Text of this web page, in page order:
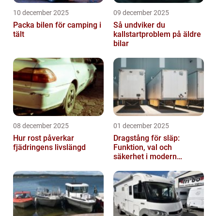
10 december 2025
Packa bilen för camping i
tält
09 december 2025
Så undviker du
kallstartproblem på äldre
bilar
08 december 2025
Hur rost påverkar
fjädringens livslängd
01 december 2025
Dragstång för släp:
Funktion, val och
säkerhet i modern